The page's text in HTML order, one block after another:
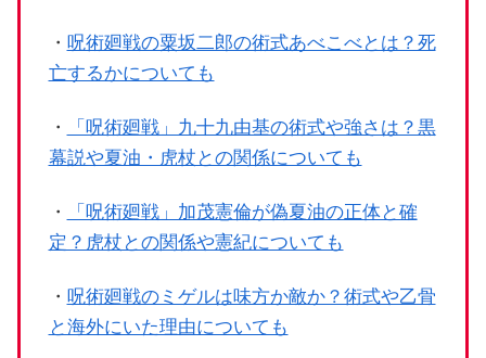
・ 呪術廻戦の粟坂二郎の術式あべこべとは？死
亡するかについても
・
「呪術廻戦」九十九由基の術式や強さは？黒
幕説や夏油・虎杖との関係についても
・
「呪術廻戦」加茂憲倫が偽夏油の正体と確
定？虎杖との関係や憲紀についても
・ 呪術廻戦のミゲルは味方か敵か？術式や乙骨
と海外にいた理由についても